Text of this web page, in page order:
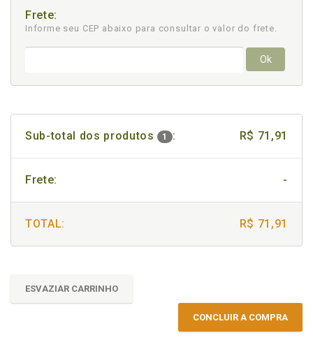
Frete:
Informe seu CEP abaixo para consultar o valor do frete.
Ok
Sub-total dos produtos 1 : R$ 71,91
Frete: -
TOTAL: R$ 71,91
ESVAZIAR CARRINHO
CONCLUIR A COMPRA